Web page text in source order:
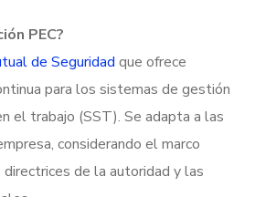
PEC?
de Seguridad que ofrece
para los sistemas de gestión
el trabajo (SST). Se adapta a las
considerando el marco
de la autoridad y las